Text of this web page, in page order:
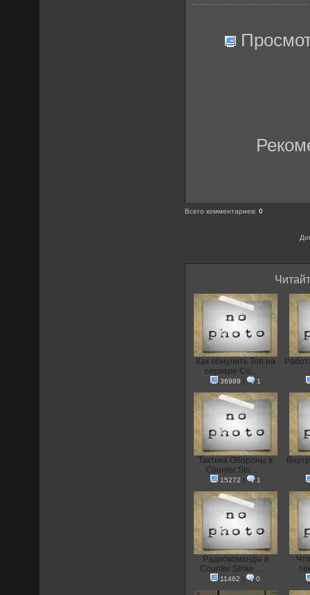
Всего комментариев:0
Как обнулить Топ на
сервере Co...
36989 | 1
Тактика Обороны в
Counter Stri...
15272 | 1
Радиокоманды в
Counter Strike ...
11462 | 0